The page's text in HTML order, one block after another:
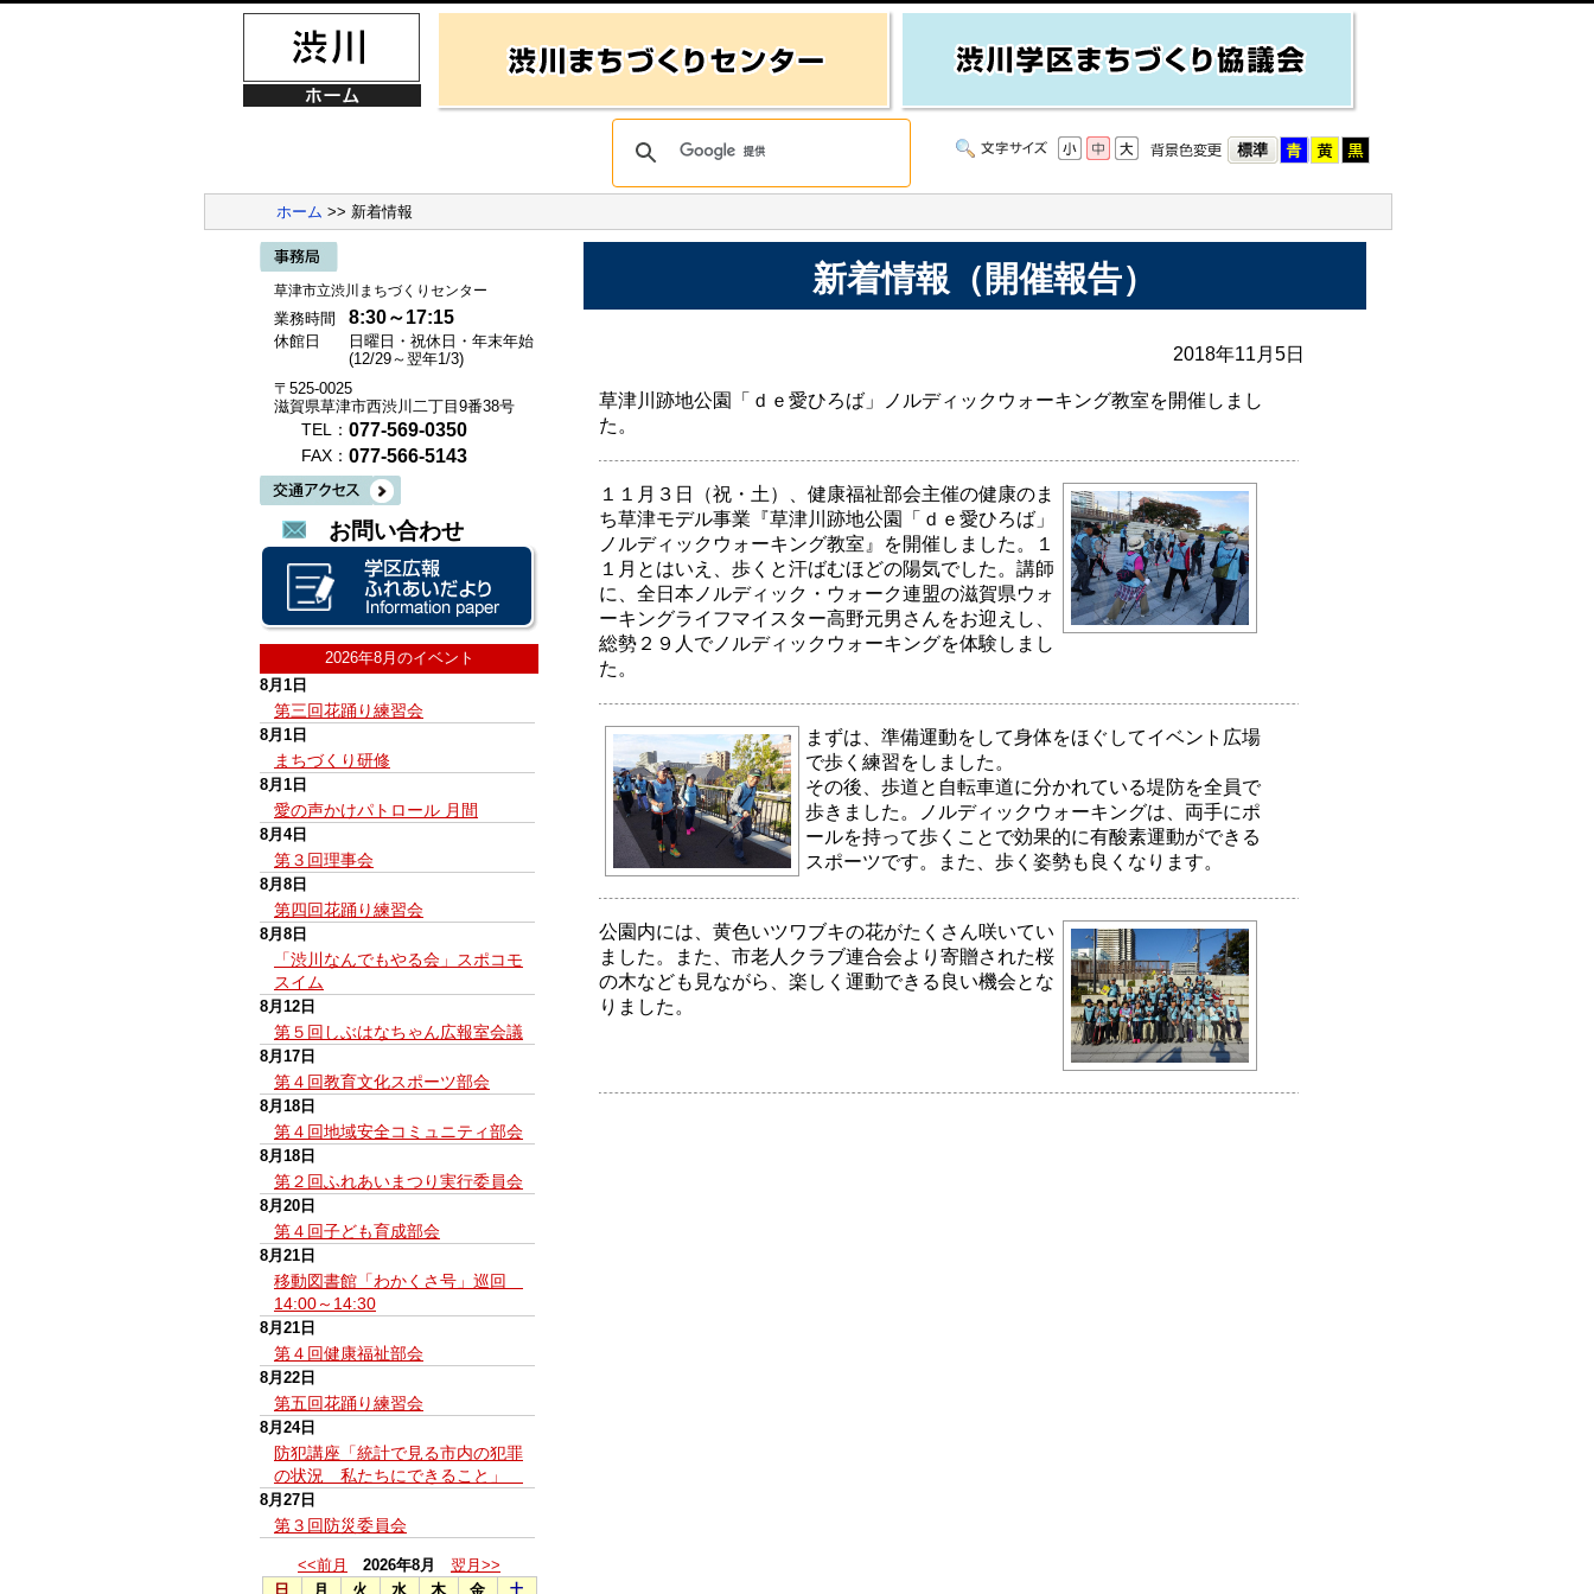
ホーム >> 新着情報
草津市立渋川まちづくりセンター
業務時間 8:30～17:15
休館日
日曜日・祝休日・年末年始
(12/29～翌年1/3)
〒525-0025
滋賀県草津市西渋川二丁目9番38号
TEL： 077-569-0350
FAX： 077-566-5143
お問い合わせ
2026年8月のイベント
8月1日
第三回花踊り練習会
8月1日
まちづくり研修
8月1日
愛の声かけパトロール 月間
8月4日
第３回理事会
8月8日
第四回花踊り練習会
8月8日
「渋川なんでもやる会」スポコモ
スイム
8月12日
第５回しぶはなちゃん広報室会議
8月17日
第４回教育文化スポーツ部会
8月18日
第４回地域安全コミュニティ部会
8月18日
第２回ふれあいまつり実行委員会
8月20日
第４回子ども育成部会
8月21日
移動図書館「わかくさ号」巡回
14:00～14:30
8月21日
第４回健康福祉部会
8月22日
第五回花踊り練習会
8月24日
防犯講座「統計で見る市内の犯罪
の状況 私たちにできること」
8月27日
第３回防災委員会
<<前月 2026年8月
翌月>>
日
月 火 水 木 金 土
新着情報（開催報告）
2018年11月5日
草津川跡地公園「ｄｅ愛ひろば」ノルディックウォーキング教室を開催しまし
た。
１１月３日（祝・土）、健康福祉部会主催の健康のま
ち草津モデル事業『草津川跡地公園「ｄｅ愛ひろば」
ノルディックウォーキング教室』を開催しました。１
１月とはいえ、歩くと汗ばむほどの陽気でした。講師
に、全日本ノルディック・ウォーク連盟の滋賀県ウォ
ーキングライフマイスター高野元男さんをお迎えし、
総勢２９人でノルディックウォーキングを体験しまし
た。
まずは、準備運動をして身体をほぐしてイベント広場
で歩く練習をしました。
その後、歩道と自転車道に分かれている堤防を全員で
歩きました。ノルディックウォーキングは、両手にポ
ールを持って歩くことで効果的に有酸素運動ができる
スポーツです。また、歩く姿勢も良くなります。
公園内には、黄色いツワブキの花がたくさん咲いてい
ました。また、市老人クラブ連合会より寄贈された桜
の木なども見ながら、楽しく運動できる良い機会とな
りました。